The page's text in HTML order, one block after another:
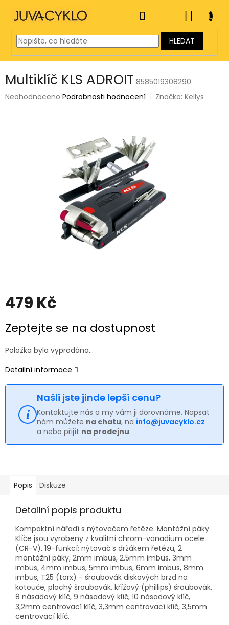
obsah
HLEDAT
KOŠÍK
Multiklíč KLS ADROIT 8585019308290
Průměrné
Neohodnoceno Podrobnosti hodnocení Značka:Kellys
479 Kč
cena:
Zeptejte se na dostupnost
Položka byla vyprodána…
Detailní informace
Našli jste jinde lepší cenu?
Kontaktujte nás a my vám ji dorovnáme. Napsat
nám můžete na chatu, na info@juvacyklo.cz
a nebo přijít na prodejnu.
Popis Diskuze
Detailní popis produktu
Kompaktní nářadí s nýtovačem řetěze. Montážní páky.
Klíče jsou vyrobeny z kvalitní chrom-vanadium ocele
(CR-V). 19-funkcí: nýtovač s držákem řetězu, 2
montážní páky, 2mm imbus, 2.5mm imbus, 3mm
imbus, 4mm imbus, 5mm imbus, 6mm imbus, 8mm
imbus, T25 (torx) - šroubovák diskových brzd na
kotouče, plochý šroubovák, křížový (phillips) šroubovák,
8 násadový klíč, 9 násadový klíč, 10 násadový klíč,
3,2mm centrovací klíč, 3,3mm centrovací klíč, 3,5mm
centrovací klíč.